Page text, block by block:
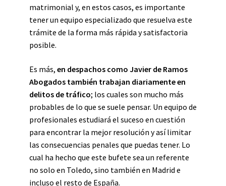
matrimonial y, en estos casos, es importante
tener un equipo especializado que resuelva este
trámite de la forma más rápida y satisfactoria
posible.
Es más, en despachos como Javier de Ramos
Abogados también trabajan diariamente en
delitos de tráfico; los cuales son mucho más
probables de lo que se suele pensar. Un equipo de
profesionales estudiará el suceso en cuestión
para encontrar la mejor resolución y así limitar
las consecuencias penales que puedas tener. Lo
cual ha hecho que este bufete sea un referente
no solo en Toledo, sino también en Madrid e
incluso el resto de España.